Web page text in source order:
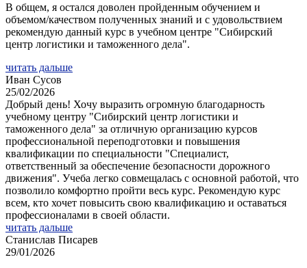
В общем, я остался доволен пройденным обучением и
объемом/качеством полученных знаний и с удовольствием
рекомендую данный курс в учебном центре "Сибирский
центр логистики и таможенного дела".
читать дальше
Иван Сусов
25/02/2026
Добрый день! Хочу выразить огромную благодарность
учебному центру "Сибирский центр логистики и
таможенного дела" за отличную организацию курсов
профессиональной переподготовки и повышения
квалификации по специальности "Специалист,
ответственный за обеспечение безопасности дорожного
движения". Учеба легко совмещалась с основной работой, что
позволило комфортно пройти весь курс. Рекомендую курс
всем, кто хочет повысить свою квалификацию и оставаться
профессионалами в своей области.
читать дальше
Станислав Писарев
29/01/2026